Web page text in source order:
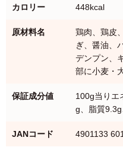
カロリー 448kcal
原材料名
鶏肉、鶏皮
ぎ、醤油、
デンプン、
部に小麦・
保証成分値
100g当りエ
g、脂質
JANコード 4901133